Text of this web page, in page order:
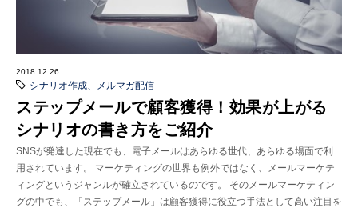
2018.12.26
シナリオ作成、メルマガ配信
ステップメールで顧客獲得！効果が上がる
シナリオの書き方をご紹介
SNSが発達した現在でも、電子メールはあらゆる世代、あらゆる場面で利
用されています。 マーケティングの世界も例外ではなく、メールマーケテ
ィングというジャンルが確立されているのです。 そのメールマーケティン
グの中でも、「ステップメール」は顧客獲得に役立つ手法として高い注目を